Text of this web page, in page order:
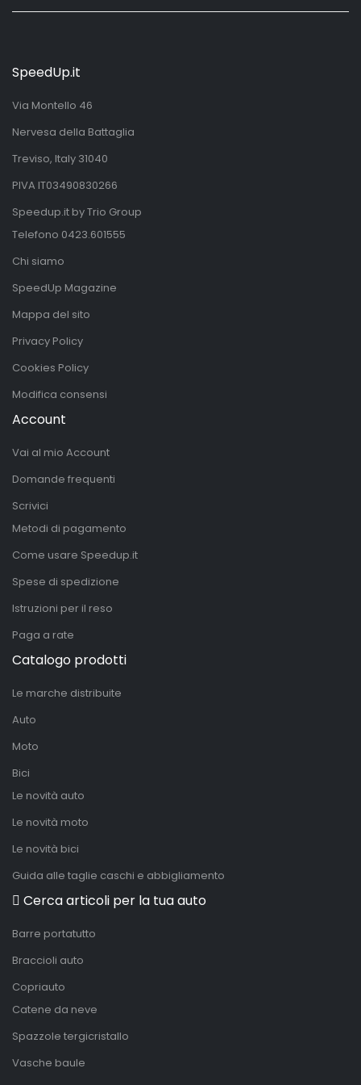
SpeedUp.it
Via Montello 46
Nervesa della Battaglia
Treviso, Italy 31040
PIVA IT03490830266
Speedup.it by Trio Group
Telefono 0423.601555
Chi siamo
SpeedUp Magazine
Mappa del sito
Privacy Policy
Cookies Policy
Modifica consensi
Account
Vai al mio Account
Domande frequenti
Scrivici
Metodi di pagamento
Come usare Speedup.it
Spese di spedizione
Istruzioni per il reso
Paga a rate
Catalogo prodotti
Le marche distribuite
Auto
Moto
Bici
Le novità auto
Le novità moto
Le novità bici
Guida alle taglie caschi e abbigliamento
Cerca articoli per la tua auto
Barre portatutto
Braccioli auto
Copriauto
Catene da neve
Spazzole tergicristallo
Vasche baule